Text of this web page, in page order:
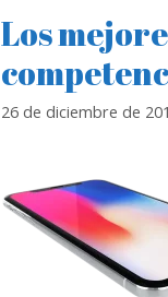
Los
26 de diciembre de